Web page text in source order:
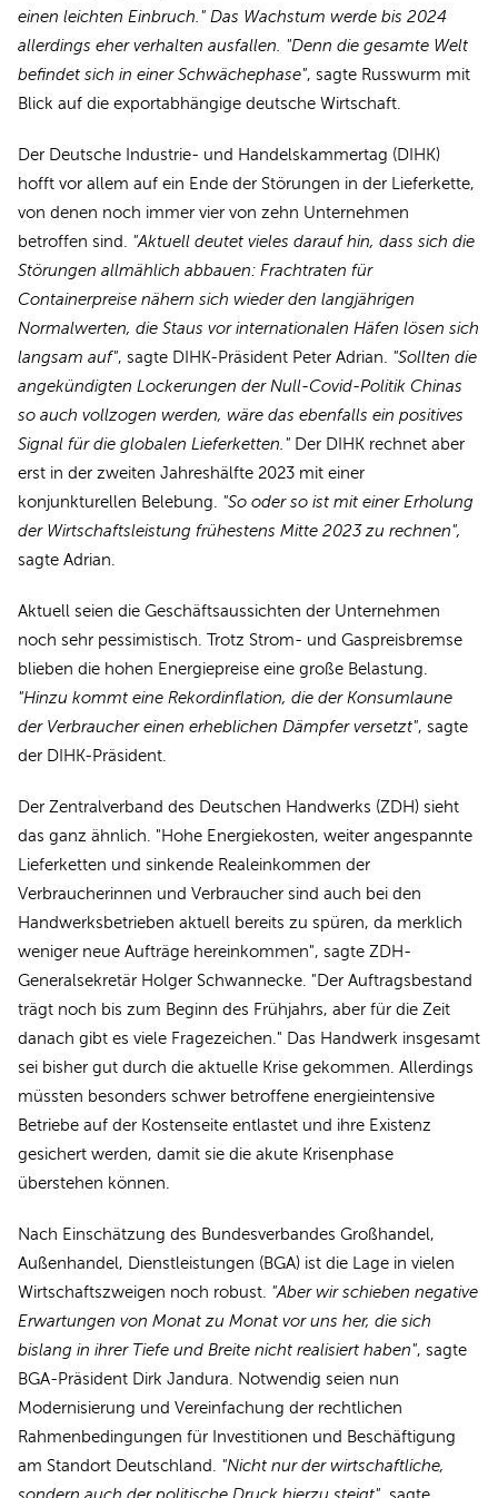
einen leichten Einbruch." Das Wachstum werde bis 2024
allerdings eher verhalten ausfallen. "Denn die gesamte Welt
befindet sich in einer Schwächephase", sagte Russwurm mit
Blick auf die exportabhängige deutsche Wirtschaft.
Der Deutsche Industrie- und Handelskammertag (DIHK)
hofft vor allem auf ein Ende der Störungen in der Lieferkette,
von denen noch immer vier von zehn Unternehmen
betroffen sind. "Aktuell deutet vieles darauf hin, dass sich die
Störungen allmählich abbauen: Frachtraten für
Containerpreise nähern sich wieder den langjährigen
Normalwerten, die Staus vor internationalen Häfen lösen sich
langsam auf", sagte DIHK-Präsident Peter Adrian. "Sollten die
angekündigten Lockerungen der Null-Covid-Politik Chinas
so auch vollzogen werden, wäre das ebenfalls ein positives
Signal für die globalen Lieferketten." Der DIHK rechnet aber
erst in der zweiten Jahreshälfte 2023 mit einer
konjunkturellen Belebung. "So oder so ist mit einer Erholung
der Wirtschaftsleistung frühestens Mitte 2023 zu rechnen",
sagte Adrian.
Aktuell seien die Geschäftsaussichten der Unternehmen
noch sehr pessimistisch. Trotz Strom- und Gaspreisbremse
blieben die hohen Energiepreise eine große Belastung.
"Hinzu kommt eine Rekordinflation, die der Konsumlaune
der Verbraucher einen erheblichen Dämpfer versetzt", sagte
der DIHK-Präsident.
Der Zentralverband des Deutschen Handwerks (ZDH) sieht
das ganz ähnlich. "Hohe Energiekosten, weiter angespannte
Lieferketten und sinkende Realeinkommen der
Verbraucherinnen und Verbraucher sind auch bei den
Handwerksbetrieben aktuell bereits zu spüren, da merklich
weniger neue Aufträge hereinkommen", sagte ZDH-
Generalsekretär Holger Schwannecke. "Der Auftragsbestand
trägt noch bis zum Beginn des Frühjahrs, aber für die Zeit
danach gibt es viele Fragezeichen." Das Handwerk insgesamt
sei bisher gut durch die aktuelle Krise gekommen. Allerdings
müssten besonders schwer betroffene energieintensive
Betriebe auf der Kostenseite entlastet und ihre Existenz
gesichert werden, damit sie die akute Krisenphase
überstehen können.
Nach Einschätzung des Bundesverbandes Großhandel,
Außenhandel, Dienstleistungen (BGA) ist die Lage in vielen
Wirtschaftszweigen noch robust. "Aber wir schieben negative
Erwartungen von Monat zu Monat vor uns her, die sich
bislang in ihrer Tiefe und Breite nicht realisiert haben", sagte
BGA-Präsident Dirk Jandura. Notwendig seien nun
Modernisierung und Vereinfachung der rechtlichen
Rahmenbedingungen für Investitionen und Beschäftigung
am Standort Deutschland. "Nicht nur der wirtschaftliche,
sondern auch der politische Druck hierzu steigt" , sagte